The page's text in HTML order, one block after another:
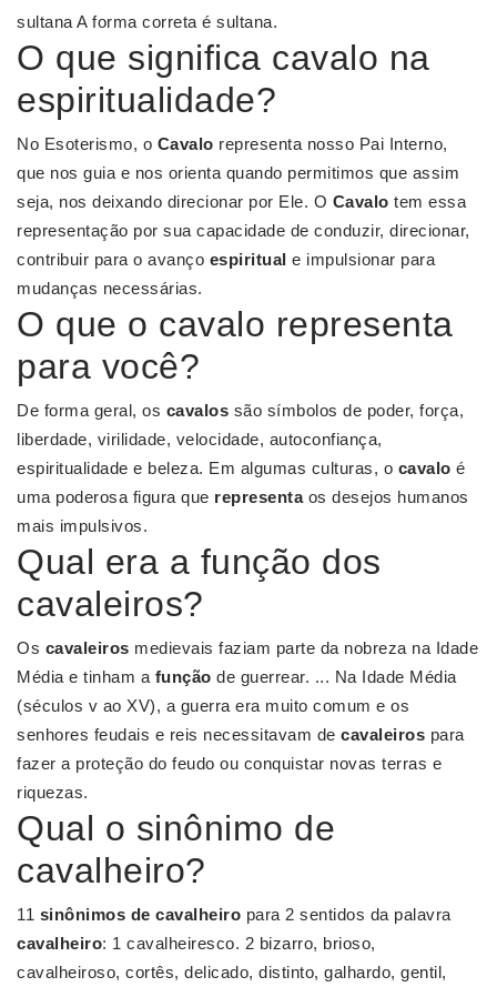
sultana A forma correta é sultana.
O que significa cavalo na
espiritualidade?
No Esoterismo, o Cavalo representa nosso Pai Interno,
que nos guia e nos orienta quando permitimos que assim
seja, nos deixando direcionar por Ele. O Cavalo tem essa
representação por sua capacidade de conduzir, direcionar,
contribuir para o avanço espiritual e impulsionar para
mudanças necessárias.
O que o cavalo representa
para você?
De forma geral, os cavalos são símbolos de poder, força,
liberdade, virilidade, velocidade, autoconfiança,
espiritualidade e beleza. Em algumas culturas, o cavalo é
uma poderosa figura que representaos desejos humanos
mais impulsivos.
Qual era a função dos
cavaleiros?
Os cavaleiros medievais faziam parte da nobreza na Idade
Média e tinham a função de guerrear. ... Na Idade Média
(séculos v ao XV), a guerra era muito comum e os
senhores feudais e reis necessitavam de cavaleiros para
fazer a proteção do feudo ou conquistar novas terras e
riquezas.
Qual o sinônimo de
cavalheiro?
11 sinônimos de cavalheiro para 2 sentidos da palavra
cavalheiro: 1 cavalheiresco. 2 bizarro, brioso,
cavalheiroso, cortês, delicado, distinto, galhardo, gentil,